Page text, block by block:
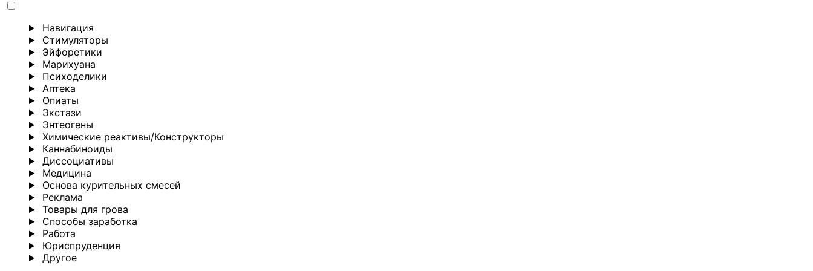
Навигация
Стимуляторы
Эйфоретики
Марихуана
Психоделики
Аптека
Опиаты
Экстази
Энтеогены
Химические реактивы/Конструкторы
Каннабиноиды
Диссоциативы
Медицина
Основа курительных смесей
Реклама
Товары для грова
Способы заработка
Работа
Юриспруденция
Другoе